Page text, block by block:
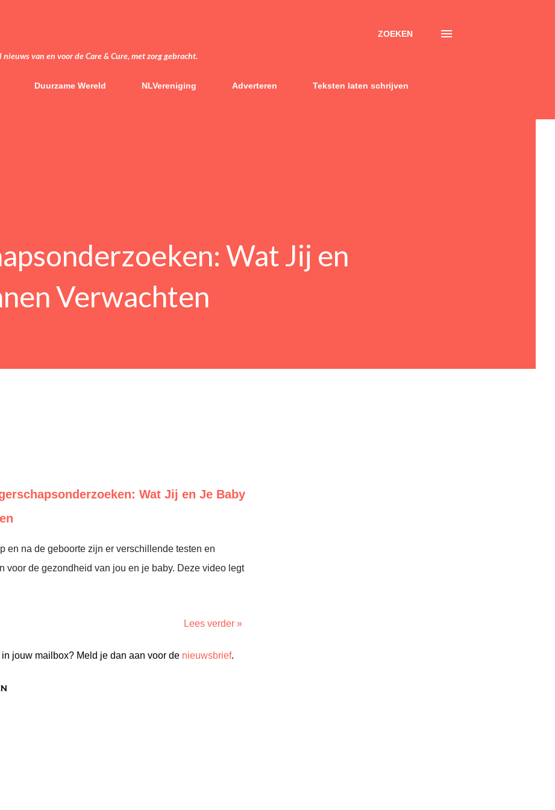
van en voor de Care & Cure, met zorg gebracht.
ZOEKEN
Duurzame Wereld NLVereniging Adverteren Teksten laten schrijven
Wat Jij en
Verwachten
Wat Jij en Je Baby
en na de geboorte zijn er verschillende testen en
voor de gezondheid van jou en je baby. Deze video legt
Lees verder »
jouw mailbox? Meld je dan aan voor de nieuwsbrief.